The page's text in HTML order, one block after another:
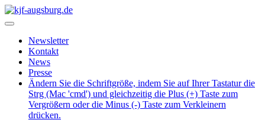
Newsletter
Kontakt
News
Presse
Ändern Sie die Schriftgröße, indem Sie auf Ihrer Tastatur die
Strg (Mac 'cmd') und gleichzeitig die Plus (+) Taste zum
Vergrößern oder die Minus (-) Taste zum Verkleinern
drücken.